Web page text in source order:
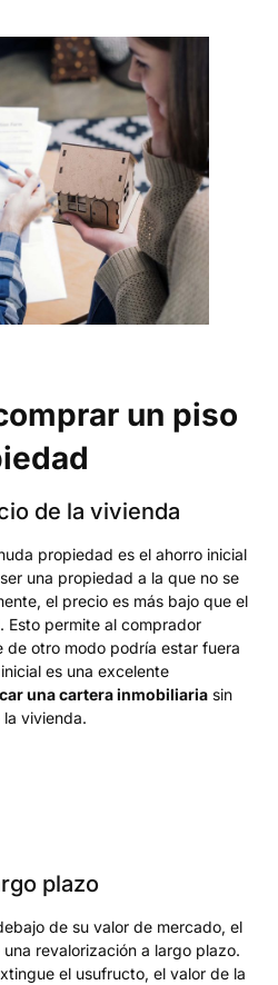
un piso
de la vivienda
propiedad es el ahorro inicial
una propiedad a la que no se
el precio es más bajo que el
Esto permite al comprador
otro modo podría estar fuera
es una excelente
una cartera inmobiliaria sin
vivienda.
plazo
de su valor de mercado, el
revalorización a largo plazo.
el usufructo, el valor de la